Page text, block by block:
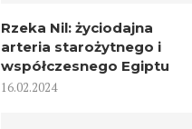
Rzeka Nil: życiodajna
arteria starożytnego i
współczesnego Egiptu
16.02.2024